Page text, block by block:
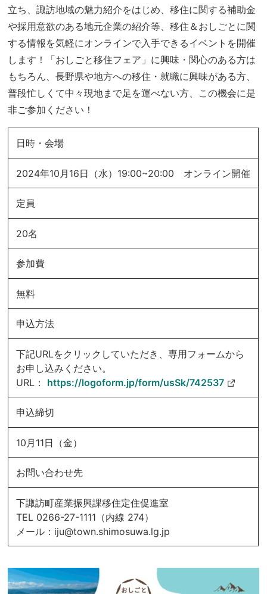
立ち、諏訪地域の魅力紹介をはじめ、移住に関する補助金
や採用意欲のある地元企業の紹介等、移住＆おしごとに関
する情報を気軽にオンラインで入手できるイベントを開催
します！「おしごと移住フェア」に興味・関心のある方は
もちろん、長野県や地方への移住・就職に興味がある方、
普段忙しくて中々現地まで足を運べない方、この機会に是
非ご参加ください！
日時・会場
2024年10月16日（水）19:00~20:00 オンライン開催
定員
20名
参加費
無料
申込方法
下記URLをクリックしていただき、専用フォームから
お申し込みください。
URL： https://logoform.jp/form/usSk/742537
申込締切
10月11日（金）
お問い合わせ先
下諏訪町産業振興課移住定住促進室
TEL 0266-27-1111（内線 274）
メール：iju@town.shimosuwa.lg.jp